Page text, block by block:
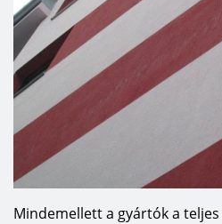
Mindemellett a gyártók a